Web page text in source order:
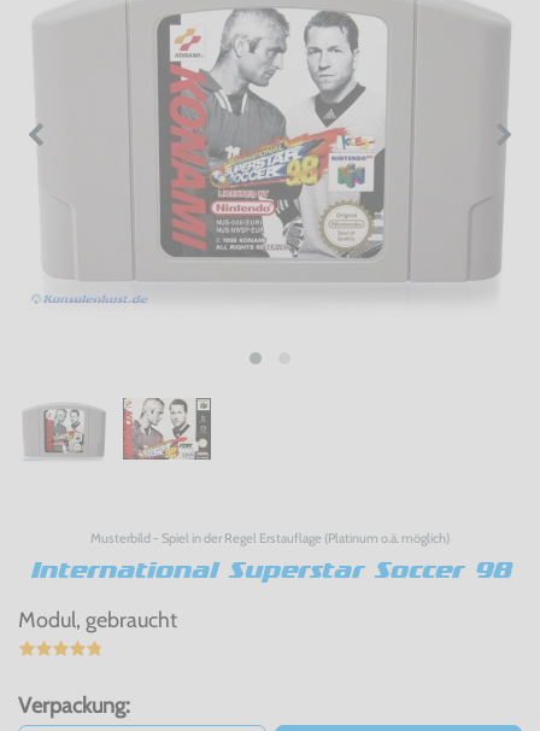
Musterbild - Spiel in der Regel Erstauflage (Platinum o.ä. möglich)
International Superstar Soccer 98
Modul, gebraucht
Verpackung: